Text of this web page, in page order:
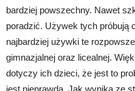
bardziej powszechny. Nawet
poradzić. Używek tych próbują
najbardziej używki te
gimnazjalnej oraz licealnej.
dotyczy ich dzieci, że jest to
jest nieprawdą. Jak wynika ze